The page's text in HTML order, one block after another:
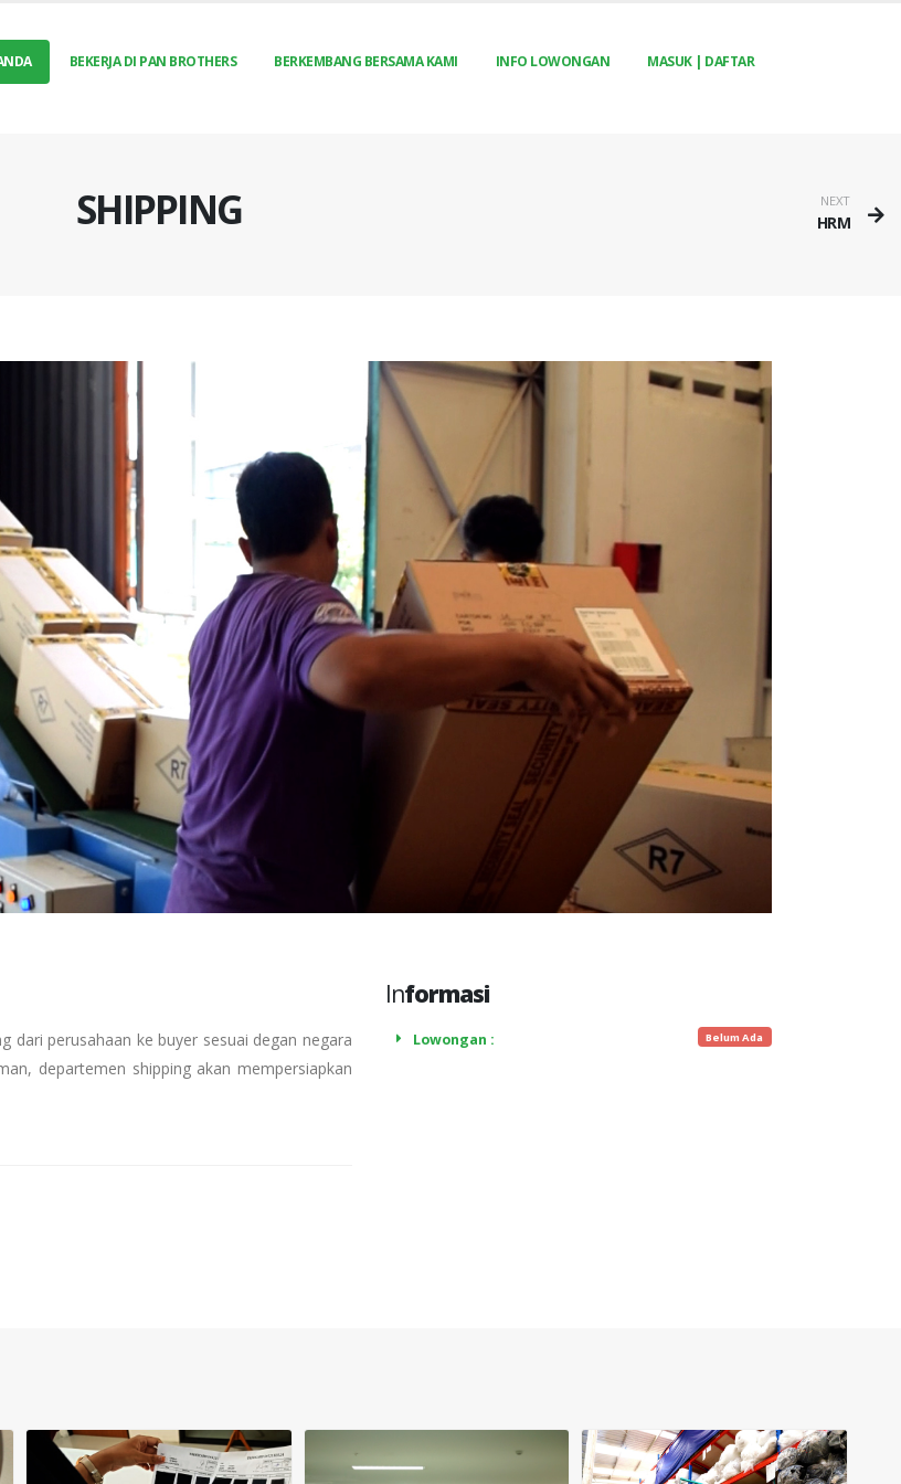
BEKERJA DI PAN BROTHERS BERKEMBANG BERSAMA KAMI INFO LOWONGAN MASUK | DAFTAR
SHIPPING NEXT
HRM
dari perusahaan ke buyer sesuai degan negara
departemen shipping akan mempersiapkan
Informasi
Lowongan : Belum Ada